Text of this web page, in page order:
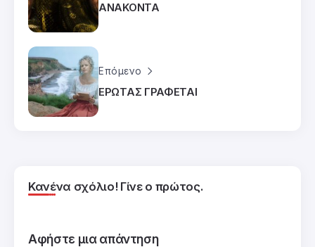
ΑΝΑΚΟΝΤΑ
Επόμενο
ΕΡΩΤΑΣ ΓΡΑΦΕΤΑΙ
Κανένα σχόλιο! Γίνε ο πρώτος.
Αφήστε μια απάντηση